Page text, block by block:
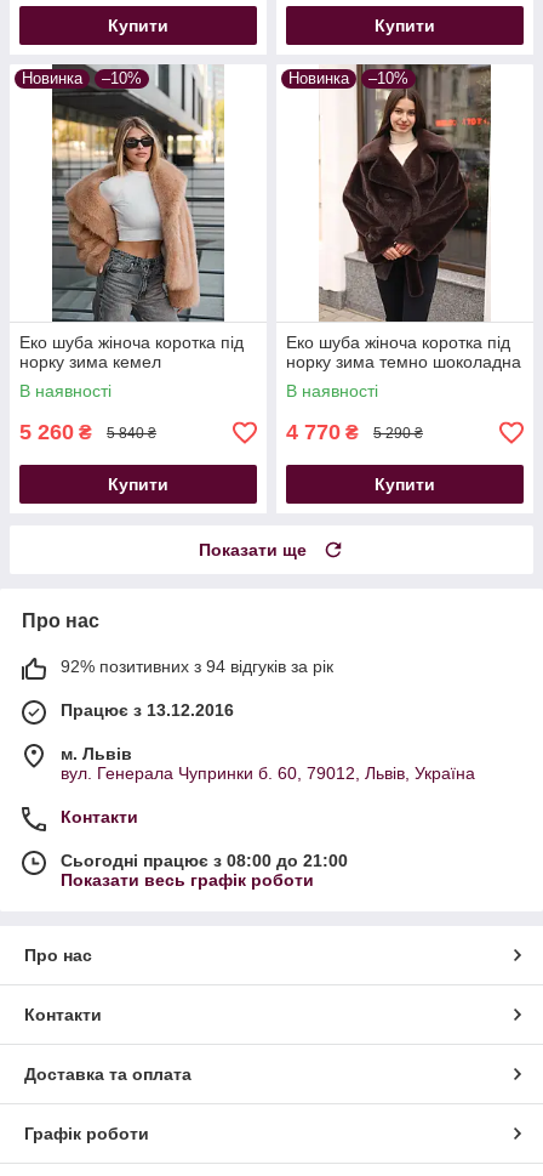
Купити Купити
Новинка –10%
Еко шуба жіноча коротка під
норку зима кемел
В наявності
5 260 ₴ 5 840 ₴
Купити
Новинка –10%
Еко шуба жіноча коротка під
норку зима темно шоколадна
В наявності
4 770 ₴ 5 290 ₴
Купити
Показати ще
Про нас
92% позитивних з 94 відгуків за рік
Працює з 13.12.2016
м. Львів
вул. Генерала Чупринки б. 60, 79012, Львів, Україна
Контакти
Сьогодні працює з 08:00 до 21:00
Показати весь графік роботи
Про нас
Контакти
Доставка та оплата
Графік роботи